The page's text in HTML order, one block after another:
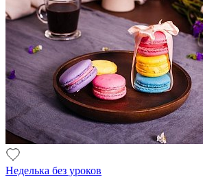
Неделька без уроков